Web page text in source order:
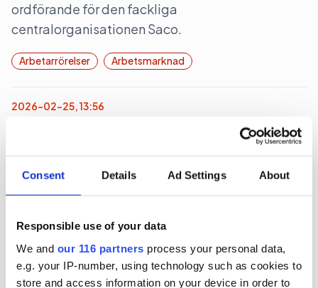
Consent Details Ad Settings About
Responsible use of your data
We and our 116 partners process your personal data,
e.g. your IP-number, using technology such as cookies to
store and access information on your device in order to
ordförande för den fackliga
centralorganisationen Saco.
Arbetarrörelser Arbetsmarknad
2026-02-25, 13:56
Det är inte bara LOs medlemsförbund som ställer
sig bakom ett avskaffande av karensdagens
inför valet 2026.
Arbetsmarknad Opinionsbildning Val 2026